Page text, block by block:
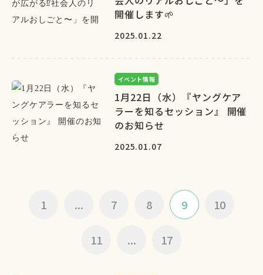
開催します🌱
2025.01.22
イベント情報
1月22日（水）『ヤングケア
ラーを知るセッション』 開催
のお知らせ
2025.01.07
1 ... 7 8 9 10
11 ... 17